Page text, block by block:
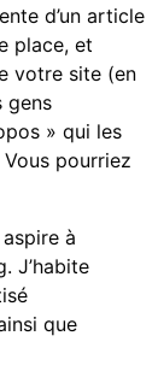
d’un article
place, et
votre site (en
gens
» qui les
pourriez
à
J’habite
que